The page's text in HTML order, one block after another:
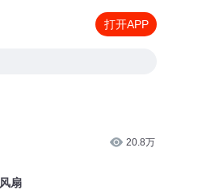
打开APP
20.8万
扇